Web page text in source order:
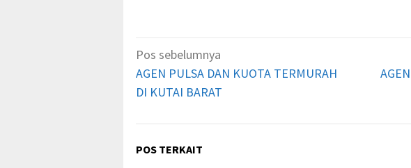
Navigasi
pos
Pos sebelumnya
AGEN PULSA DAN KUOTA TERMURAH
DI KUTAI BARAT
POS TERKAIT